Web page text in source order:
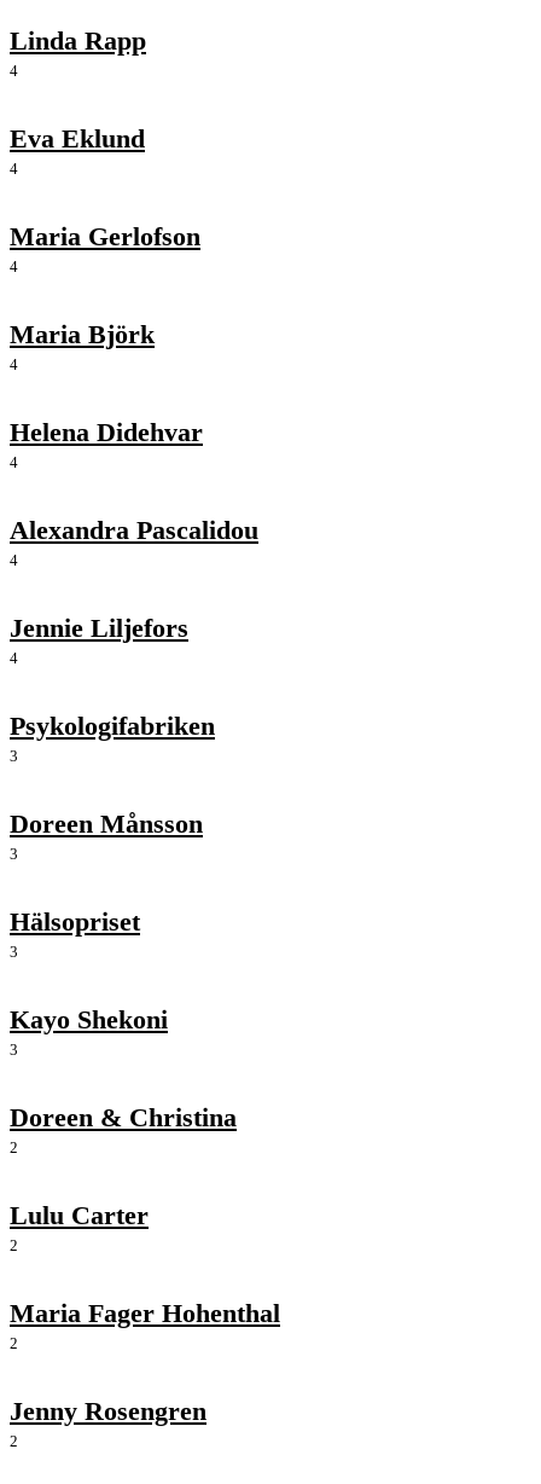
Linda Rapp
4
Eva Eklund
4
Maria Gerlofson
4
Maria Björk
4
Helena Didehvar
4
Alexandra Pascalidou
4
Jennie Liljefors
4
Psykologifabriken
3
Doreen Månsson
3
Hälsopriset
3
Kayo Shekoni
3
Doreen & Christina
2
Lulu Carter
2
Maria Fager Hohenthal
2
Jenny Rosengren
2